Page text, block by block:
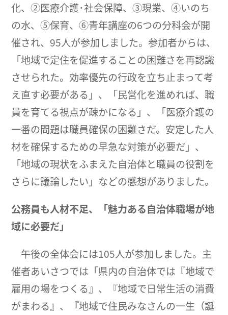
化、②医療介護･社会保障、③現業、④いのち
の水、⑤保育、⑥青年講座の6つの分科会が開
催され、95人が参加しました。参加者からは、
「地域で定住を促進することの困難さを再認識
させられた。効率優先の行政を立ち止まって考
え直す必要がある」、「民営化を進めれば、職
員を育てる視点が疎かになる」、「医療介護の
一番の問題は職員確保の困難さだ。安定した人
材を確保するための早急な対策が必要だ」、
「地域の現状をふまえた自治体と職員の役割を
さらに議論したい」などの感想がありました。
公務員も人材不足、「魅力ある自治体職場が地
域に必要だ」
午後の全体会には105人が参加しました。主
催者あいさつでは「県内の自治体では『地域で
雇用の場をつくる』、『地域で日常生活の消費
がまわる』、『地域で住民みなさんの一生（誕